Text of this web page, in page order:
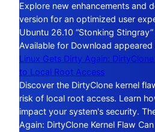
Explore new enhancements and
version for an optimized user
Ubuntu 26.10 “Stonking
Available for Download
Linux Gets Dirty Again:
to Local Root Access
Discover the DirtyClone kernel
risk of local root access. Learn
impact your system's security.
Again: DirtyClone Kernel Flaw